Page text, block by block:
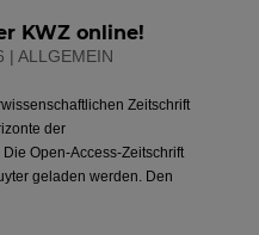
KWZ online!
| ALLGEMEIN
Zeitschrift
der
Open-Access-Zeitschrift
geladen werden. Den